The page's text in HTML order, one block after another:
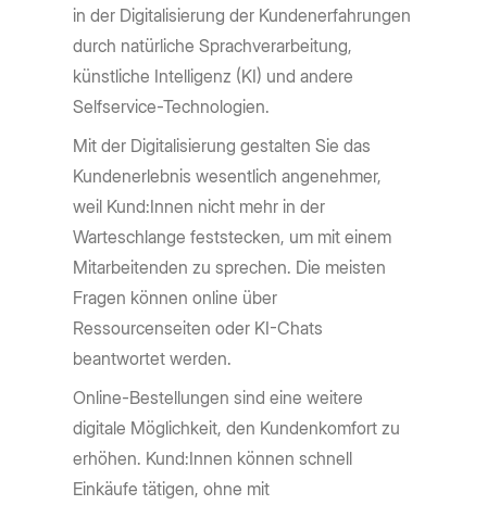
in der Digitalisierung der Kundenerfahrungen
durch natürliche Sprachverarbeitung,
künstliche Intelligenz (KI) und andere
Selfservice-Technologien.
Mit der Digitalisierung gestalten Sie das
Kundenerlebnis wesentlich angenehmer,
weil Kund:Innen nicht mehr in der
Warteschlange feststecken, um mit einem
Mitarbeitenden zu sprechen. Die meisten
Fragen können online über
Ressourcenseiten oder KI-Chats
beantwortet werden.
Online-Bestellungen sind eine weitere
digitale Möglichkeit, den Kundenkomfort zu
erhöhen. Kund:Innen können schnell
Einkäufe tätigen, ohne mit